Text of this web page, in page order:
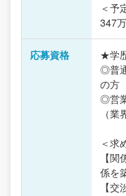
＜予
347
応募資格
★学
◎普
の方
◎営
（業
＜求
【
係を
【